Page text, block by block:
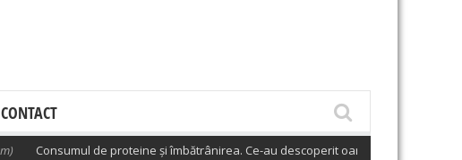
CONTACT
Consumul de proteine și îmbătrânirea. Ce-au descoperit oamenii de știință